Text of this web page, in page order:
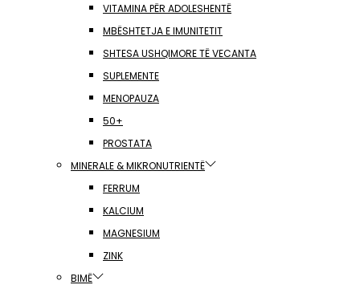
VITAMINA PËR ADOLESHENTË
MBËSHTETJA E IMUNITETIT
SHTESA USHQIMORE TË VECANTA
SUPLEMENTE
MENOPAUZA
50+
PROSTATA
MINERALE & MIKRONUTRIENTË
FERRUM
KALCIUM
MAGNESIUM
ZINK
BIMË